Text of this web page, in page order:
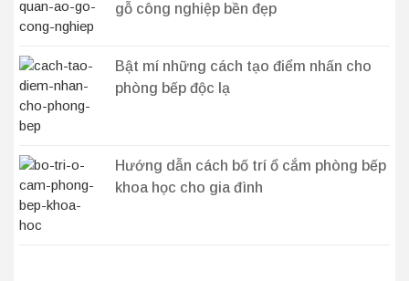
gỗ công nghiệp bền đẹp
Bật mí những cách tạo điểm nhấn cho
phòng bếp độc lạ
Hướng dẫn cách bố trí ổ cắm phòng bếp
khoa học cho gia đình